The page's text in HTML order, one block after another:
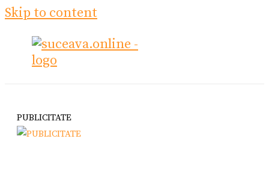
Skip to content
PUBLICITATE